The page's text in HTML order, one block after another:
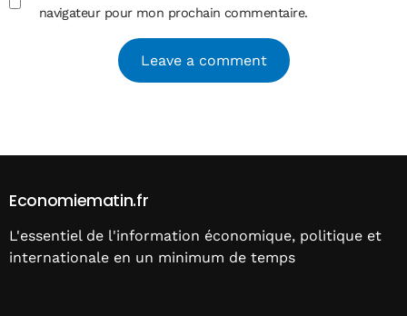
navigateur pour mon prochain commentaire.
Economiematin.fr
L'essentiel de l'information économique, politique et
internationale en un minimum de temps